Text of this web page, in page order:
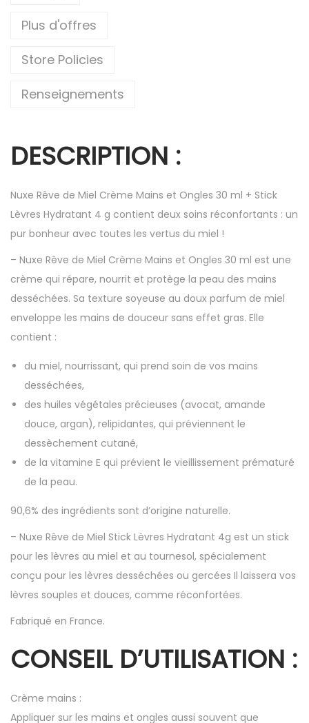
Plus d'offres
Store Policies
Renseignements
DESCRIPTION :
Nuxe Rêve de Miel Crème Mains et Ongles 30 ml + Stick
Lèvres Hydratant 4 g contient deux soins réconfortants : un
pur bonheur avec toutes les vertus du miel !
– Nuxe Rêve de Miel Crème Mains et Ongles 30 ml est une
crème qui répare, nourrit et protège la peau des mains
desséchées. Sa texture soyeuse au doux parfum de miel
enveloppe les mains de douceur sans effet gras. Elle
contient :
du miel, nourrissant, qui prend soin de vos mains
desséchées,
des huiles végétales précieuses (avocat, amande
douce, argan), relipidantes, qui préviennent le
dessèchement cutané,
de la vitamine E qui prévient le vieillissement prématuré
de la peau.
90,6% des ingrédients sont d’origine naturelle.
– Nuxe Rêve de Miel Stick Lèvres Hydratant 4g est un stick
pour les lèvres au miel et au tournesol, spécialement
conçu pour les lèvres desséchées ou gercées Il laissera vos
lèvres souples et douces, comme réconfortées.
Fabriqué en France.
CONSEIL D’UTILISATION :
Crème mains :
Appliquer sur les mains et ongles aussi souvent que